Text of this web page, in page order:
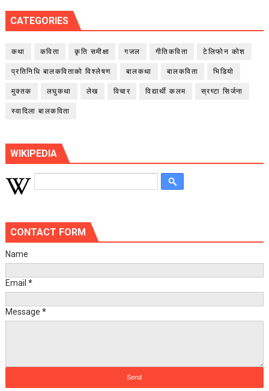
CATEGORIES
कथा कविता कृति समीक्षा गजल गीतिकविता टेलिफोन कोश
प्रतिनिधि बालकविताको विश्लेषण बालकथा बालकविता भिडियो
मुक्तक लघुकथा लेख विचार विद्यार्थी कलम स्रष्टा सिर्जना
स्वादिला बालकविता
WIKIPEDIA
CONTACT FORM
Name
Email *
Message *